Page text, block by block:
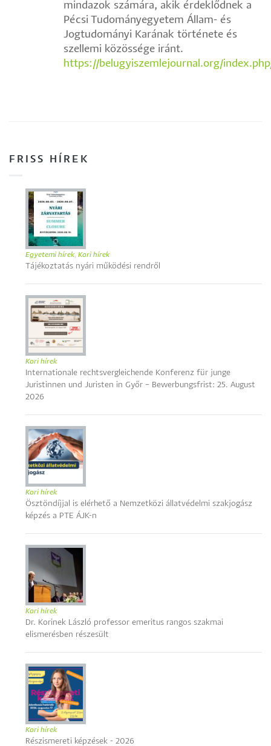
mindazok számára, akik érdeklődnek a
Pécsi Tudományegyetem Állam- és
Jogtudományi Karának története és
szellemi közössége iránt.
https://belugyiszemlejournal.org/
FRISS HÍREK
Egyetemi hírek, Kari hírek
Tájékoztatás nyári működési rendről
Kari hírek
Internationale rechtsvergleichende Konferenz für junge
Juristinnen und Juristen in Győr – Bewerbungsfrist: 25. August
2026
Kari hírek
Ösztöndíjjal is elérhető a Nemzetközi állatvédelmi szakjogász
képzés a PTE ÁJK-n
Kari hírek
Dr. Korinek László professor emeritus rangos szakmai
elismerésben részesült
Kari hírek
Részismereti képzések - 2026